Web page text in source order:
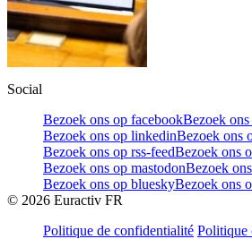
Social
Bezoek ons op facebookBezoek
Bezoek ons op linkedinBezoek ons
Bezoek ons op rss-feedBezoek ons
Bezoek ons op mastodonBezoek
Bezoek ons op blueskyBezoek ons
© 2026 Euractiv FR
Politique de confidentialité Politique